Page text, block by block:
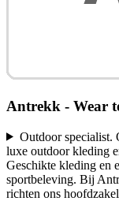
Antrekk - Wear
Outdoor specialist.
luxe outdoor kleding
Geschikte kleding en
sportbeleving. Bij
richten ons